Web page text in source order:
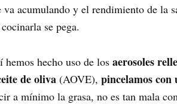
acumulando y el rendimiento de la
se pega.
hecho uso de los aerosoles
de oliva (AOVE), pincelamos con
a mínimo la grasa, no es tan mala